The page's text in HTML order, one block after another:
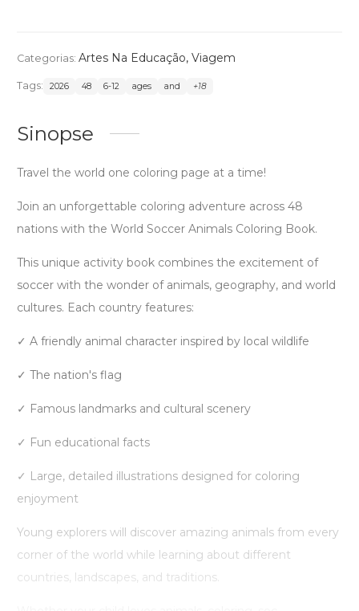
Categorias: Artes Na Educação, Viagem
Tags: 2026 48 6-12 ages and +18
Sinopse
Travel the world one coloring page at a time!
Join an unforgettable coloring adventure across 48
nations with the World Soccer Animals Coloring Book.
This unique activity book combines the excitement of
soccer with the wonder of animals, geography, and world
cultures. Each country features:
✓ A friendly animal character inspired by local wildlife
✓ The nation's flag
✓ Famous landmarks and cultural scenery
✓ Fun educational facts
✓ Large, detailed illustrations designed for coloring
enjoyment
Young explorers will discover amazing animals from every
corner of the world while learning about different
countries, landscapes, and traditions.